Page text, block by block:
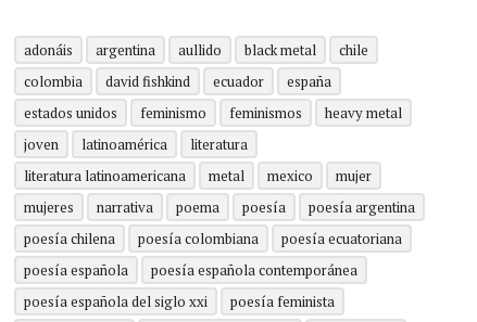
adonáis argentina aullido black metal
chile
colombia
david fishkind ecuador
españa
estados unidos
feminismo feminismos
heavy metal
joven
latinoamérica
literatura
literatura latinoamericana
metal mexico
mujer
mujeres
narrativa poema poesía
poesía argentina
poesía chilena
poesía colombiana
poesía ecuatoriana
poesía española
poesía española contemporánea
poesía española del siglo xxi
poesía feminista